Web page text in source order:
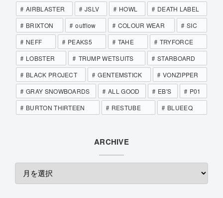
AIRBLASTER
JSLV HOWL
DEATH LABEL
BRIXTON
outflow COLOUR WEAR
SIC
NEFF
PEAKS5 TAHE
TRYFORCE
LOBSTER
TRUMP WETSUITS
STARBOARD
BLACK PROJECT
GENTEMSTICK
VONZIPPER
GRAY SNOWBOARDS
ALL GOOD EB'S
P01
BURTON THIRTEEN
RESTUBE BLUEEQ
ARCHIVE